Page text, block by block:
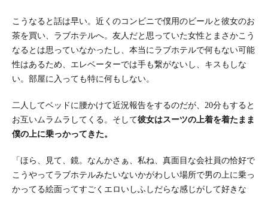
こうなると話は早い。近くのコンビニで僕用のビールと彼女のお
茶を買い、ラブホテルへ。友人だと思っていた女性とまさかこう
なるとは思っていなかったし、本当にラブホテルで何もない可能
性はあるため、エレベーターでは手も繋がないし、キスもしな
い。部屋に入っても特に何もしない。
二人してベッドに腰かけて近況報告をするのだが、20分もすると
お互いムラムラしてくる。そして彼女はスーツの上着を着たまま
僕の上に乗っかってきた。
「ほら、見て、鏡。なんかさぁ、私ね、真面目な会社員の恰好で
こうやってラブホテルみたいないかがわしい場所で男の上に乗っ
かってる絵面ってすごくエロいしふしだらな感じがして好きな